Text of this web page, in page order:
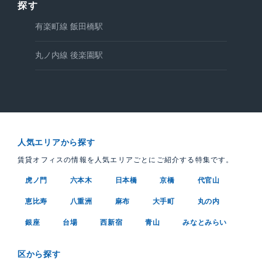
探す
有楽町線 飯田橋駅
丸ノ内線 後楽園駅
人気エリアから探す
賃貸オフィスの情報を人気エリアごとにご紹介する特集です。
虎ノ門 六本木 日本橋 京橋 代官山
恵比寿 八重洲 麻布 大手町 丸の内
銀座 台場 西新宿 青山 みなとみらい
区から探す